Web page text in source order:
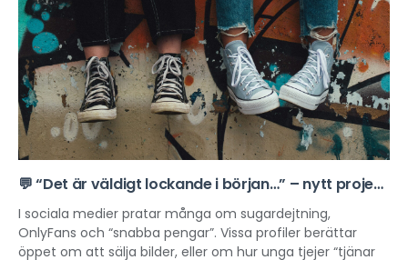
💬 “Det är väldigt lockande i början…” – nytt projekt
om sexuell exploatering online
I sociala medier pratar många om sugardejtning,
OnlyFans och “snabba pengar”. Vissa profiler berättar
öppet om att sälja bilder, eller om hur unga tjejer “tjänar